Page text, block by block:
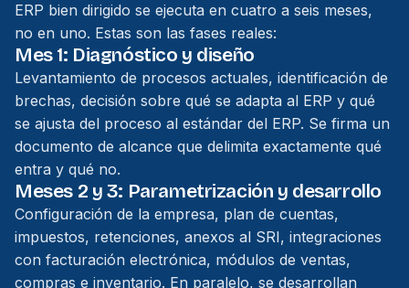
ERP bien dirigido se ejecuta en cuatro a seis meses,
no en uno. Estas son las fases reales:
Mes 1: Diagnóstico y diseño
Levantamiento de procesos actuales, identificación de
brechas, decisión sobre qué se adapta al ERP y qué
se ajusta del proceso al estándar del ERP. Se firma un
documento de alcance que delimita exactamente qué
entra y qué no.
Meses 2 y 3: Parametrización y desarrollo
Configuración de la empresa, plan de cuentas,
impuestos, retenciones, anexos al SRI, integraciones
con facturación electrónica, módulos de ventas,
compras e inventario. En paralelo, se desarrollan